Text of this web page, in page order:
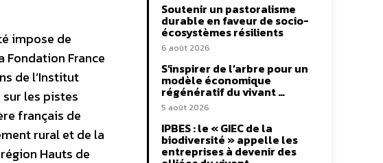
impose de
Fondation France
de l’Institut
les pistes
français de
rural et de la
Hauts de
Soutenir un pastoralisme
durable en faveur de socio-
écosystèmes résilients
6 août 2026
S’inspirer de l’arbre pour un
modèle économique
régénératif du vivant …
5 août 2026
IPBES : le « GIEC de la
biodiversité » appelle les
entreprises à devenir des